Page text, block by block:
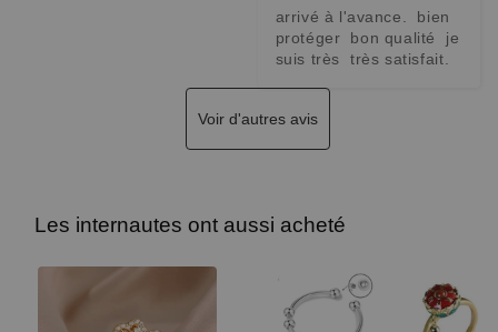
arrivé à l'avance.  bien
protéger  bon qualité  je
suis très  très satisfait.
Voir d'autres avis
Les internautes ont aussi acheté